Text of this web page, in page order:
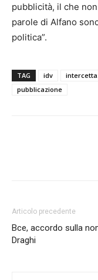
pubblicità, il che
parole di Alfano
politica”.
TAG idv
pubblicazione
Articolo precedente
Bce, accordo sulla
Draghi